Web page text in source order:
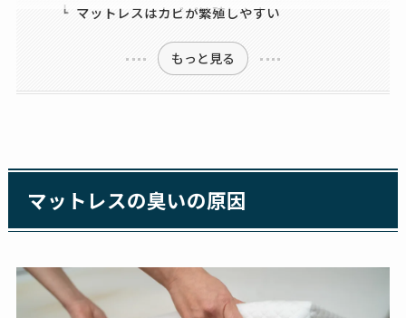
マットレスはカビが繁殖しやすい
もっと見る
マットレスの臭いの原因